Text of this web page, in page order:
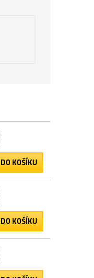
DO KOŠÍKU
DO KOŠÍKU